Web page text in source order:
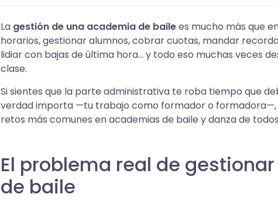
La gestión de una academia de bailees mucho más que
horarios, gestionar alumnos, cobrar cuotas, mandar
lidiar con bajas de última hora… y todo eso muchas veces
clase.
Si sientes que la parte administrativa te roba tiempo que
verdad importa —tu trabajo como formador o formadora—,
retos más comunes en academias de baile y danza de
El problema real de
de baile